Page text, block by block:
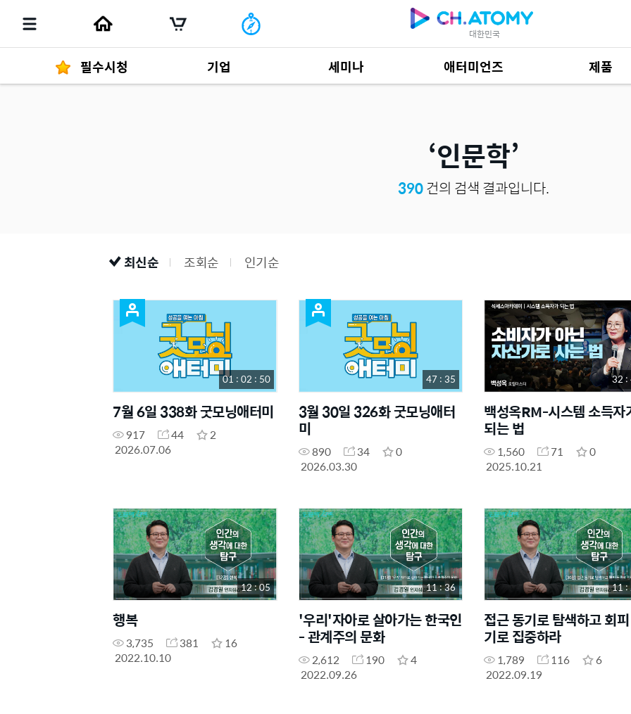
대한민국
필수시청 기업 세미나 애터미언즈 제품
제품 자료685
인문학
390건의 검색 결과입니다.
최신순 조회순 인기순
01 : 02 : 50
7월 6일 338화 굿모닝애터미
917 44
2
2026.07.06
47 : 35
3월 30일 326화 굿모닝애터
미
890 34
0
2026.03.30
32 :
백성옥RM-시스템 소득자
되는 법
1,560 71
0
2025.10.21
12 : 05
행복
3,735 381
16
2022.10.10
11 : 36
'우리'자아로 살아가는 한국인
- 관계주의 문화
2,612 190
4
2022.09.26
11 :
접근 동기로 탐색하고 회
기로 집중하라
1,789 116
6
2022.09.19